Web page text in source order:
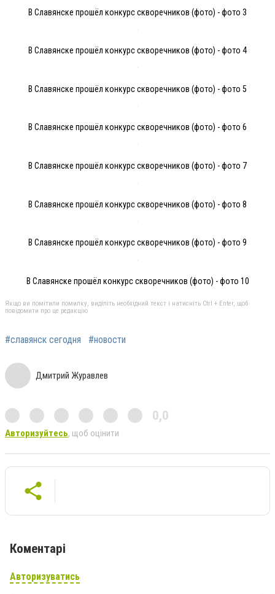
В Славянске прошёл конкурс скворечников (фото) - фото 3
В Славянске прошёл конкурс скворечников (фото) - фото 4
В Славянске прошёл конкурс скворечников (фото) - фото 5
В Славянске прошёл конкурс скворечников (фото) - фото 6
В Славянске прошёл конкурс скворечников (фото) - фото 7
В Славянске прошёл конкурс скворечников (фото) - фото 8
В Славянске прошёл конкурс скворечников (фото) - фото 9
В Славянске прошёл конкурс скворечников (фото) - фото 10
Якщо ви помітили помилку, виділіть необхідний текст і натисніть Ctrl + Enter, щоб
повідомити про це редакцію
#славянск сегодня #новости
Дмитрий Журавлев
0,0
Авторизуйтесь, щоб оцінити
Коментарі
Авторизуватись